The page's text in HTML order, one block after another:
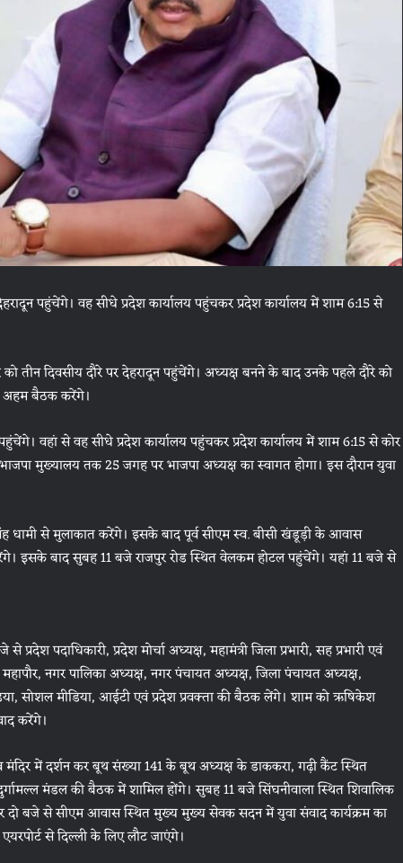
पहुंचेंगे। वह सीधे प्रदेश कार्यालय पहुंचकर प्रदेश कार्यालय में शाम 6:15 से
को तीन दिवसीय दौरे पर देहरादून पहुंचेंगे। अध्यक्ष बनने के बाद उनके पहले दौरे को
अहम बैठक करेंगे।
वहां से वह सीधे प्रदेश कार्यालय पहुंचकर प्रदेश कार्यालय में शाम 6:15 से कोर
मुख्यालय तक 25 जगह पर भाजपा अध्यक्ष का स्वागत होगा। इस दौरान युवा
धामी से मुलाकात करेंगे। इसके बाद पूर्व सीएम स्व. बीसी खंडूड़ी के आवास
इसके बाद सुबह 11 बजे राजपुर रोड स्थित वेलकम होटल पहुंचेंगे। यहां 11 बजे से
पदाधिकारी, प्रदेश मोर्चा अध्यक्ष, महामंत्री जिला प्रभारी, सह प्रभारी एवं
नगर पालिका अध्यक्ष, नगर पंचायत अध्यक्ष, जिला पंचायत अध्यक्ष,
सोशल मीडिया, आईटी एवं प्रदेश प्रवक्ता की बैठक लेंगे। शाम को ऋषिकेश
करेंगे।
मंदिर में दर्शन कर बूथ संख्या 141 के बूथ अध्यक्ष के डाककरा, गढ़ी कैंट स्थित
मंडल की बैठक में शामिल होंगे। सुबह 11 बजे सिंघनीवाला स्थित शिवालिक
दो बजे से सीएम आवास स्थित मुख्य मुख्य सेवक सदन में युवा संवाद कार्यक्रम का
से दिल्ली के लिए लौट जाएंगे।